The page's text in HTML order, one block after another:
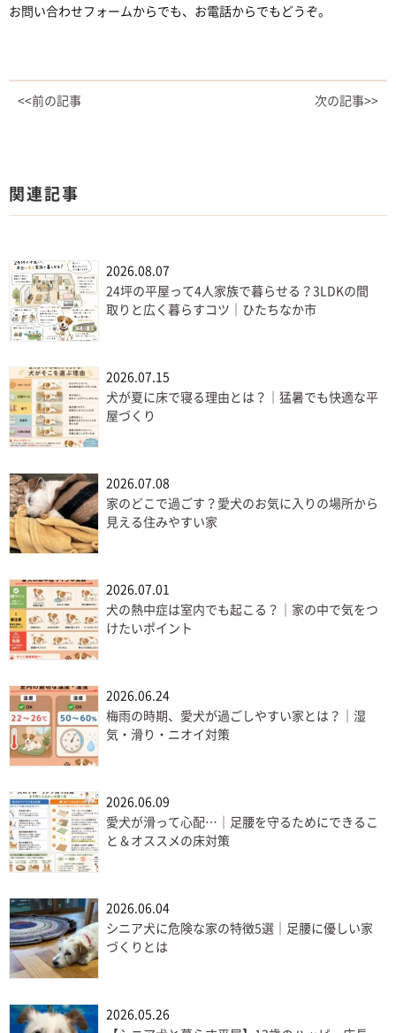
お問い合わせフォームからでも、お電話からでもどうぞ。
<<前の記事 次の記事>>
関連記事
2026.08.07
24坪の平屋って4人家族で暮らせる？3LDKの間
取りと広く暮らすコツ｜ひたちなか市
2026.07.15
犬が夏に床で寝る理由とは？｜猛暑でも快適な平
屋づくり
2026.07.08
家のどこで過ごす？愛犬のお気に入りの場所から
見える住みやすい家
2026.07.01
犬の熱中症は室内でも起こる？｜家の中で気をつ
けたいポイント
2026.06.24
梅雨の時期、愛犬が過ごしやすい家とは？｜湿
気・滑り・ニオイ対策
2026.06.09
愛犬が滑って心配…｜足腰を守るためにできるこ
と＆オススメの床対策
2026.06.04
シニア犬に危険な家の特徴5選｜足腰に優しい家
づくりとは
2026.05.26